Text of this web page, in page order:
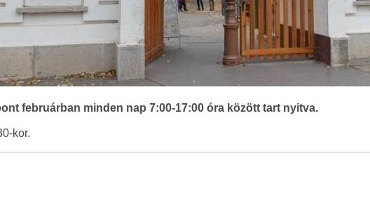
februárban minden nap 7:00-17:00 óra között tart nyitva.
kor.